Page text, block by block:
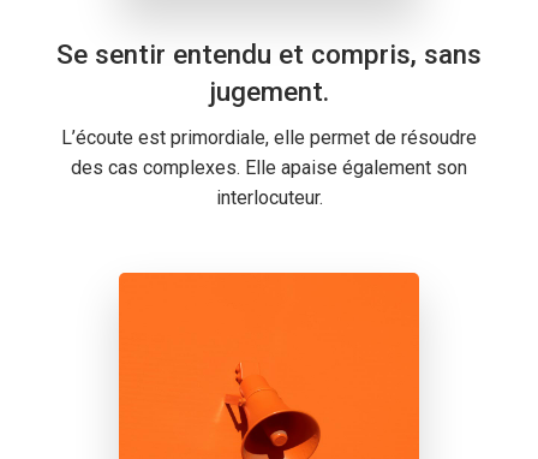
Se sentir entendu et compris, sans
jugement.
L’écoute est primordiale, elle permet de résoudre
des cas complexes. Elle apaise également son
interlocuteur.